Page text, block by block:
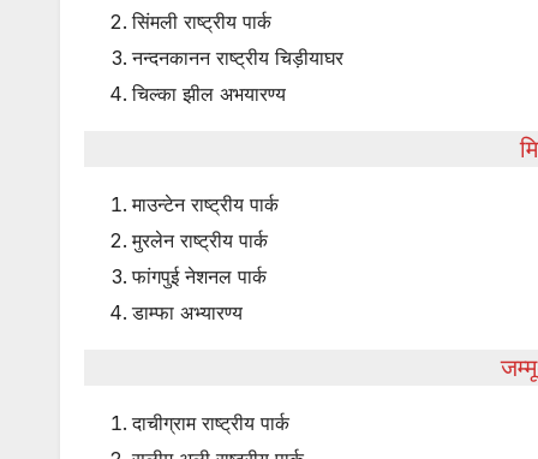
सिंमली राष्ट्रीय पार्क
नन्दनकानन राष्ट्रीय चिड़ीयाघर
चिल्का झील अभयारण्य
माउन्टेन राष्ट्रीय पार्क
मुरलेन राष्ट्रीय पार्क
फांगपुई नेशनल पार्क
डाम्फा अभ्यारण्य
दाचीग्राम राष्ट्रीय पार्क